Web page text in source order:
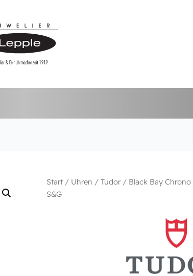
Start / Uhren /Tudor/ Black Bay Chrono
S&G
TUDOR
Black